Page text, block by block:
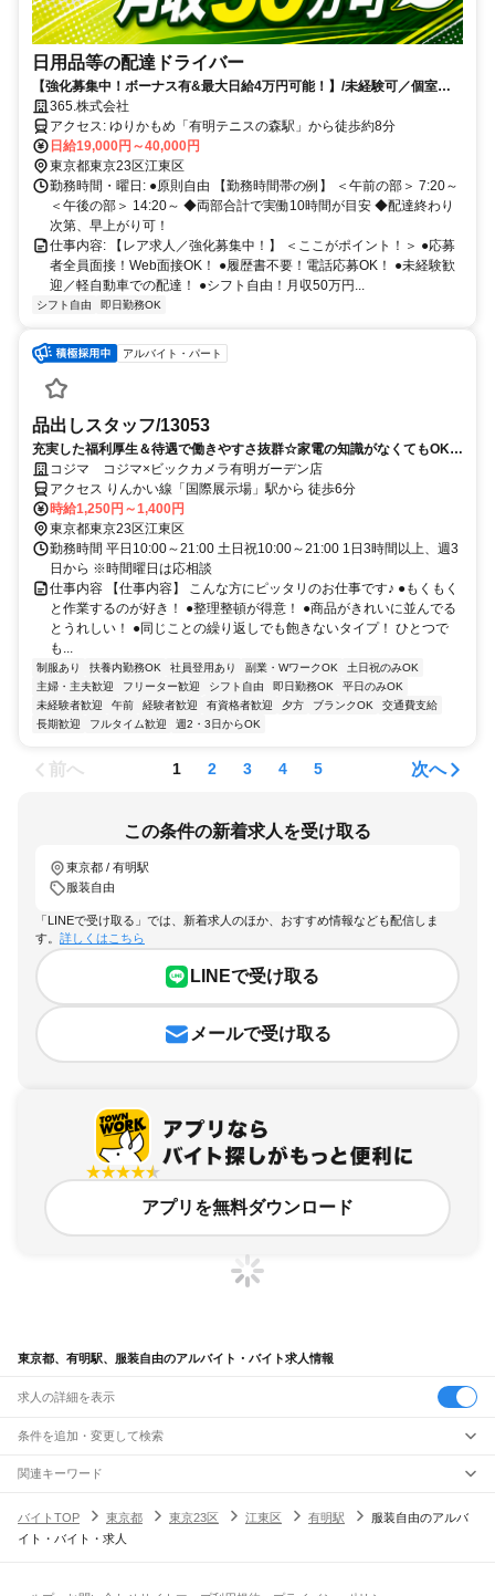
日用品等の配達ドライバー
【強化募集中！ボーナス有&最大日給4万円可能！】/未経験可／個室寮
有(家電付き)／月50万超可／初期費用無／履歴書不要／ 車両費無料 ／貨
物保険完備
365.株式会社
アクセス: ゆりかもめ「有明テニスの森駅」から徒歩約8分
日給19,000円～40,000円
東京都東京23区江東区
勤務時間・曜日: ●原則自由 【勤務時間帯の例】 ＜午前の部＞ 7:20～
＜午後の部＞ 14:20～ ◆両部合計で実働10時間が目安 ◆配達終わり
次第、早上がり可！
仕事内容: 【レア求人／強化募集中！】 ＜ここがポイント！＞ ●応募
者全員面接！Web面接OK！ ●履歴書不要！電話応募OK！ ●未経験歓
迎／軽自動車での配達！ ●シフト自由！月収50万円...
シフト自由 即日勤務OK
アルバイト・パート
品出しスタッフ/13053
充実した福利厚生＆待遇で働きやすさ抜群☆家電の知識がなくてもOK！
安心のサポート体制完備◎
コジマ コジマ×ビックカメラ有明ガーデン店
アクセス りんかい線「国際展示場」駅から 徒歩6分
時給1,250円～1,400円
東京都東京23区江東区
勤務時間 平日10:00～21:00 土日祝10:00～21:00 1日3時間以上、週3
日から ※時間曜日は応相談
仕事内容 【仕事内容】 こんな方にピッタリのお仕事です♪ ●もくもく
と作業するのが好き！ ●整理整頓が得意！ ●商品がきれいに並んでる
とうれしい！ ●同じことの繰り返しでも飽きないタイプ！ ひとつで
も...
制服あり 扶養内勤務OK 社員登用あり 副業・WワークOK
土日祝のみOK
主婦・主夫歓迎
フリーター歓迎 シフト自由 即日勤務OK
平日のみOK
未経験者歓迎
午前 経験者歓迎 有資格者歓迎 夕方 ブランクOK
交通費支給
長期歓迎
フルタイム歓迎 週2・3日からOK
前へ 1 2 3 4 5 次へ
この条件の新着求人を受け取る
東京都 / 有明駅
服装自由
「LINEで受け取る」では、新着求人のほか、おすすめ情報なども配信しま
す。 詳しくはこちら
LINEで受け取る
メールで受け取る
アプリを無料ダウンロード
東京都、有明駅、服装自由のアルバイト・バイト求人情報
求人の詳細を表示
条件を追加・変更して検索
市区町村を追加・変更
東京都すべて
東京23区 すべて
駅を追加・変更
職種を追加・変更
関連キーワード
バイトTOP
東京都 東京23区 江東区 有明駅
服装自由のアルバ
イト・バイト・求人